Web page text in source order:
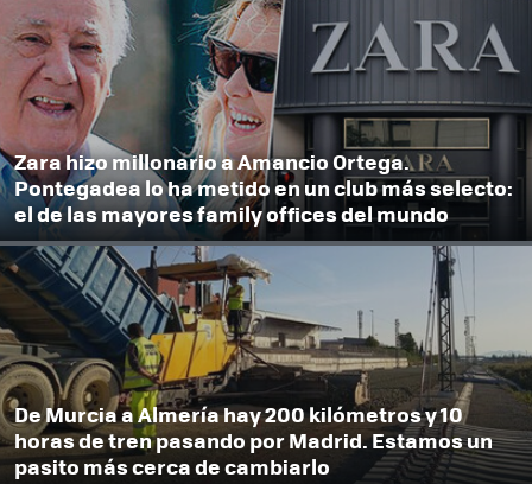
Zara hizo millonario a Amancio Ortega.
Pontegadea lo ha metido en un club más selecto:
el de las mayores family offices del mundo
De Murcia a Almería hay 200 kilómetros y 10
horas de tren pasando por Madrid. Estamos un
pasito más cerca de cambiarlo